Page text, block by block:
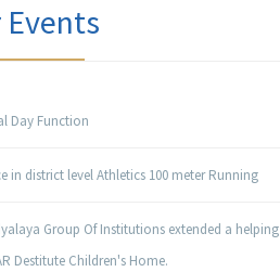
Day Function
in district level Athletics 100 meter Running
Group Of Institutions extended a helping
Destitute Children's Home.